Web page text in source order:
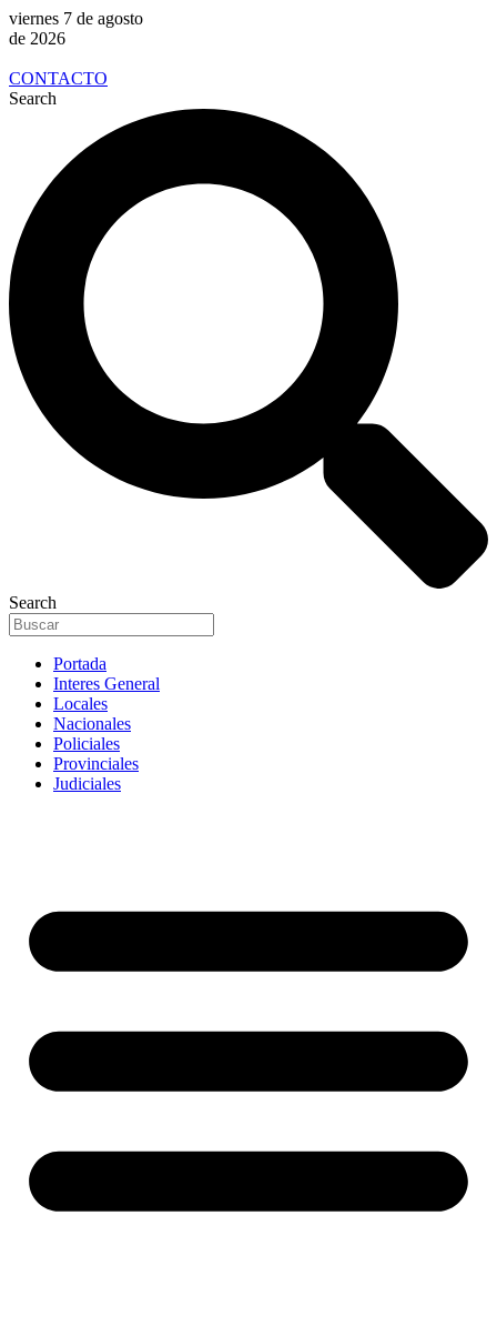
viernes 7 de agosto
de 2026
CONTACTO
Search
Search
Portada
Interes General
Locales
Nacionales
Policiales
Provinciales
Judiciales